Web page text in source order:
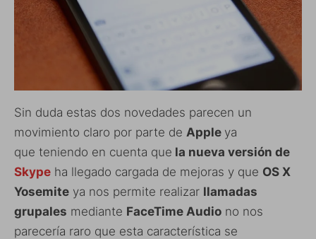
Sin duda estas dos novedades parecen un
movimiento claro por parte de Apple ya
que teniendo en cuenta que la nueva versión de
Skype ha llegado cargada de mejoras y que OS X
Yosemite ya nos permite realizar llamadas
grupales mediante FaceTime Audio no nos
parecería raro que esta característica se